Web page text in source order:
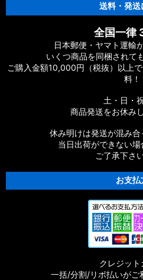
送料・発送
全国一律
日本郵便・ヤマト運輸
いくつ商品を同梱されて
ご購入金額10,000円（税抜）以上
料！
土・日・
商品発送をお休み
休み明けは発送が混み合
当日出荷ができない場
ご了承下さ
お支払
クレジット
一括/分割/リボ払いがご